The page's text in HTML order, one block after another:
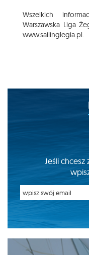
Wszelkich
Warszawska Liga
www.sailinglegia.pl.
Jeśli chcesz